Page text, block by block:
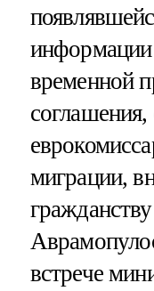
информации
временной
соглашения,
миграции,
встрече